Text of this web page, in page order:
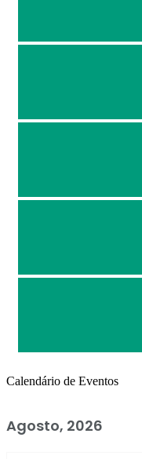
Calendário de Eventos
Agosto, 2026